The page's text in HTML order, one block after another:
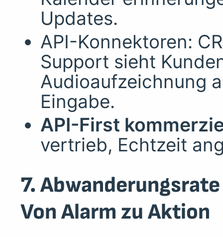
Updates.
API-Konnektoren:
Support sieht
Audioaufzeichnung
Eingabe.
API-First
vertrieb, Echtzeit
7.
Von Alarm zu Aktion